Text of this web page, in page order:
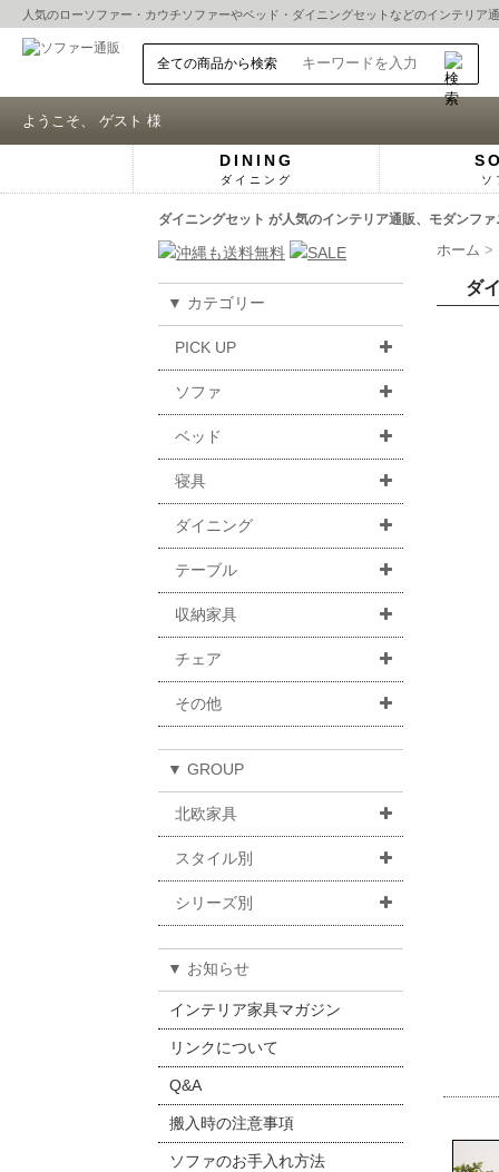
人気のローソファー ・ カウチソファーやベッド ・ ダイニングセット などのインテリア
ようこそ、 ゲスト 様
DINING
ダイニング ソ
ダイニングセット が人気のインテリア通販、モダンフ
▼ カテゴリー
PICK UP
ソファ
ベッド
寝具
ダイニング
テーブル
収納家具
チェア
その他
▼ GROUP
北欧家具
スタイル別
シリーズ別
▼ お知らせ
インテリア家具マガジン
リンクについて
Q&A
搬入時の注意事項
ソファのお手入れ方法
ホーム
ダ